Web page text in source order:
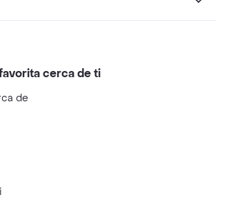
cerca de ti
de